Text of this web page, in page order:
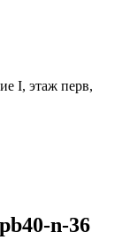
I, этаж перв,
n-36